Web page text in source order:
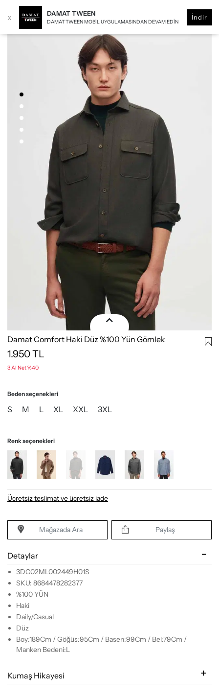
x DAMAT TWEEN
DAMAT TWEEN MOBIL UYGULAMASINDAN DEVAM EDIN
İndir
Damat Comfort Haki Düz %100 Yün Gömlek
1.950TL
3 Al Net %40
Beden seçenekleri
S M L XL XXL 3XL
Renk seçenekleri
Ücretsiz teslimat ve ücretsiz iade
Mağazada Ara Paylaş
Detaylar
3DC02ML002449H01S
SKU: 8684478282377
%100 YÜN
Haki
Daily/Casual
Düz
Boy:189Cm / Göğüs:95Cm / Basen:99Cm / Bel:79Cm /
Manken Bedeni:L
Kumaş Hikayesi